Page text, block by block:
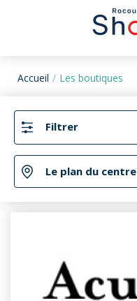
Accueil Les boutiques
Filtrer
Le plan du centre